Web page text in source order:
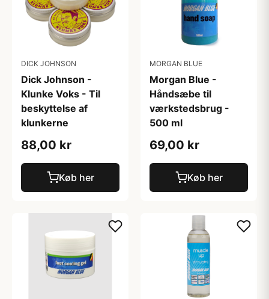
DICK JOHNSON
Dick Johnson -
Klunke Voks - Til
beskyttelse af
klunkerne
88,00 kr
Køb her
MORGAN BLUE
Morgan Blue -
Håndsæbe til
værkstedsbrug -
500 ml
69,00 kr
Køb her